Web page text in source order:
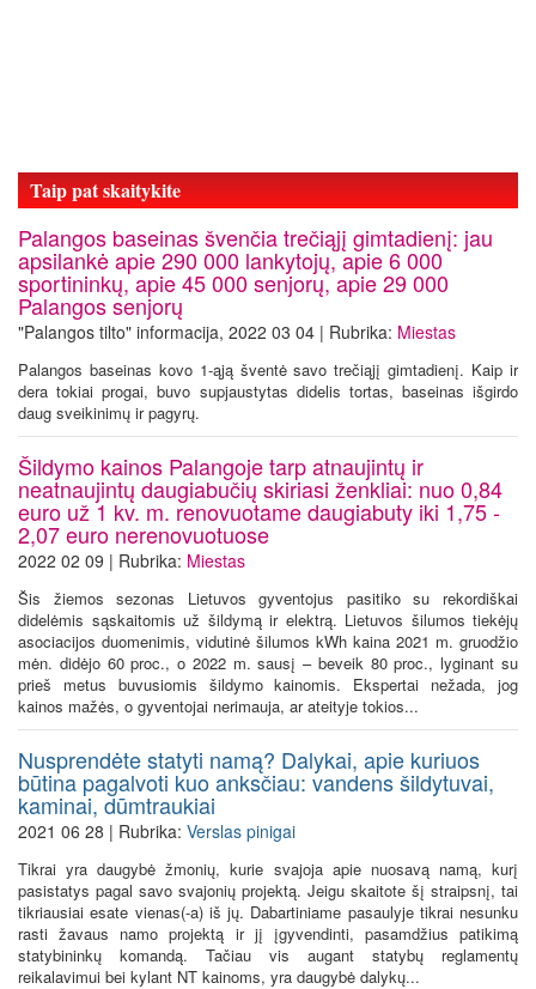
Taip pat skaitykite
Palangos baseinas švenčia trečiąjį gimtadienį: jau
apsilankė apie 290 000 lankytojų, apie 6 000
sportininkų, apie 45 000 senjorų, apie 29 000
Palangos senjorų
"Palangos tilto" informacija, 2022 03 04 | Rubrika: Miestas
Palangos baseinas kovo 1-ąją šventė savo trečiąjį gimtadienį. Kaip ir
dera tokiai progai, buvo supjaustytas didelis tortas, baseinas išgirdo
daug sveikinimų ir pagyrų.
Šildymo kainos Palangoje tarp atnaujintų ir
neatnaujintų daugiabučių skiriasi ženkliai: nuo 0,84
euro už 1 kv. m. renovuotame daugiabuty iki 1,75 -
2,07 euro nerenovuotuose
2022 02 09 | Rubrika: Miestas
Šis žiemos sezonas Lietuvos gyventojus pasitiko su rekordiškai
didelėmis sąskaitomis už šildymą ir elektrą. Lietuvos šilumos tiekėjų
asociacijos duomenimis, vidutinė šilumos kWh kaina 2021 m. gruodžio
mėn. didėjo 60 proc., o 2022 m. sausį – beveik 80 proc., lyginant su
prieš metus buvusiomis šildymo kainomis. Ekspertai nežada, jog
kainos mažės, o gyventojai nerimauja, ar ateityje tokios...
Nusprendėte statyti namą? Dalykai, apie kuriuos
būtina pagalvoti kuo anksčiau: vandens šildytuvai,
kaminai, dūmtraukiai
2021 06 28 | Rubrika: Verslas pinigai
Tikrai yra daugybė žmonių, kurie svajoja apie nuosavą namą, kurį
pasistatys pagal savo svajonių projektą. Jeigu skaitote šį straipsnį, tai
tikriausiai esate vienas(-a) iš jų. Dabartiniame pasaulyje tikrai nesunku
rasti žavaus namo projektą ir jį įgyvendinti, pasamdžius patikimą
statybininkų komandą. Tačiau vis augant statybų reglamentų
reikalavimui bei kylant NT kainoms, yra daugybė dalykų...